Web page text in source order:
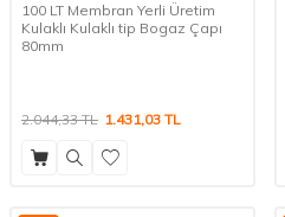
100 LT Membran Yerli Üretim
Kulaklı Kulaklı tip Bogaz Çapı
80mm
2.044,33TL 1.431,03 TL